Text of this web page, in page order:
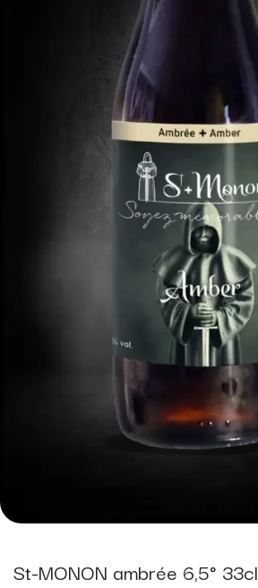
St-MONON ambrée 6,5° 33cl